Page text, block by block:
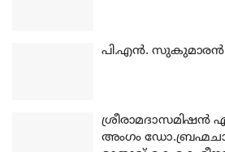
പി.എന്‍. സുകുമാരന്‍
ശ്രീരാമദാസമിഷന്‍
അംഗം